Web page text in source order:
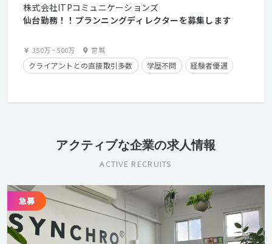
株式会社ITPコミュニケーションズ
仙台勤務！！プランニングディレクターを募集します
350万~500万 宮城
クライアントとの直接取引多数 学歴不問 経験者優遇
アクティブな企業の求人情報
ACTIVE RECRUITS